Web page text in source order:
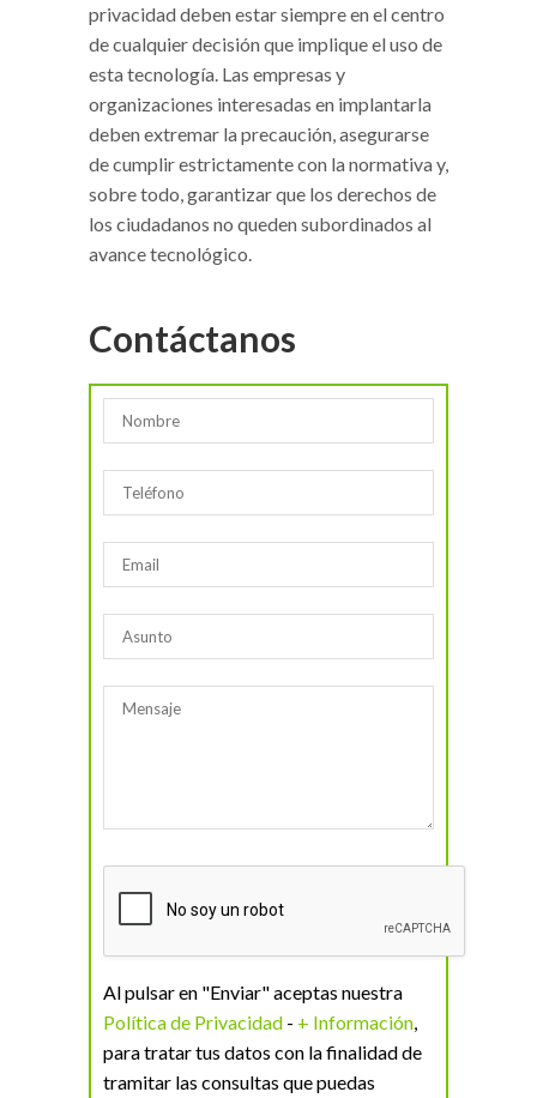
privacidad deben estar siempre en el centro
de cualquier decisión que implique el uso de
esta tecnología. Las empresas y
organizaciones interesadas en implantarla
deben extremar la precaución, asegurarse
de cumplir estrictamente con la normativa y,
sobre todo, garantizar que los derechos de
los ciudadanos no queden subordinados al
avance tecnológico.
Contáctanos
Al pulsar en "Enviar" aceptas nuestra
Política de Privacidad - + Información,
para tratar tus datos con la finalidad de
tramitar las consultas que puedas